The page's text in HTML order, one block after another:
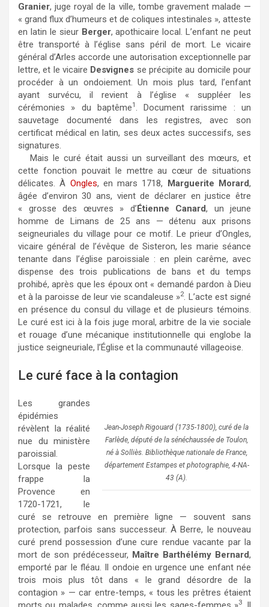
Granier, juge royal de la ville, tombe gravement malade —
« grand flux d’humeurs et de coliques intestinales », atteste
en latin le sieur Berger, apothicaire local. L’enfant ne peut
être transporté à l’église sans péril de mort. Le vicaire
général d’Arles accorde une autorisation exceptionnelle par
lettre, et le vicaire Desvignes se précipite au domicile pour
procéder à un ondoiement. Un mois plus tard, l’enfant
ayant survécu, il revient à l’église « suppléer les
cérémonies » du baptême1 . Document rarissime : un
sauvetage documenté dans les registres, avec son
certificat médical en latin, ses deux actes successifs, ses
signatures.
Mais le curé était aussi un surveillant des mœurs, et
cette fonction pouvait le mettre au cœur de situations
délicates. À Ongles, en mars 1718, Marguerite Morard,
âgée d’environ 30 ans, vient de déclarer en justice être
« grosse des œuvres » d’Étienne Canard, un jeune
homme de Limans de 25 ans — détenu aux prisons
seigneuriales du village pour ce motif. Le prieur d’Ongles,
vicaire général de l’évêque de Sisteron, les marie séance
tenante dans l’église paroissiale : en plein carême, avec
dispense des trois publications de bans et du temps
prohibé, après que les époux ont « demandé pardon à Dieu
et à la paroisse de leur vie scandaleuse »2. L’acte est signé
en présence du consul du village et de plusieurs témoins.
Le curé est ici à la fois juge moral, arbitre de la vie sociale
et rouage d’une mécanique institutionnelle qui englobe la
justice seigneuriale, l’Église et la communauté villageoise.
Le curé face à la contagion
Jean-Joseph Rigouard (1735-1800), curé de la
Farlède, député de la sénéchaussée de Toulon,
né à Solliès. Bibliothèque nationale de France,
département Estampes et photographie, 4-NA-
43 (A).
Les grandes
épidémies
révèlent la réalité
nue du ministère
paroissial.
Lorsque la peste
frappe la
Provence en
1720-1721, le
curé se retrouve en première ligne — souvent sans
protection, parfois sans successeur. À Berre, le nouveau
curé prend possession d’une cure rendue vacante par la
mort de son prédécesseur, Maître Barthélémy Bernard,
emporté par le fléau. Il ondoie en urgence une enfant née
trois mois plus tôt dans « le grand désordre de la
contagion » — car entre-temps, « tous les prêtres étaient
3